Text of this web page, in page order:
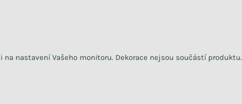
nastavení Vašeho monitoru. Dekorace nejsou součástí produktu.